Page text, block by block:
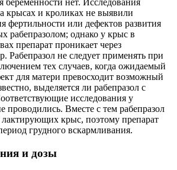
беременности нет. Исследования
крысах и кроликах не выявили
фертильности или дефектов развития
рабепразолом; однако у крыс в
препарат проникает через
Рабепразол не следует применять при
тех случаев, когда ожидаемый
для матери превосходит возможный
выделяется ли рабепразол с
исследования у
Вместе с тем рабепразол
крыс, поэтому препарат
грудного вскармливания.
и дозы